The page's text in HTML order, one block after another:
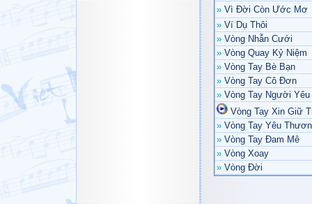
» Vì Đời Còn Ước Mơ
» Ví Dụ Thôi
» Vòng Nhẫn Cưới
» Vòng Quay Kỷ Niệm
» Vòng Tay Bè Bạn
» Vòng Tay Cô Đơn
» Vòng Tay Người Yêu
Vòng Tay Xin Giữ
» Vòng Tay Yêu
» Vòng Tay Đam Mê
» Vòng Xoay
» Vòng Đời